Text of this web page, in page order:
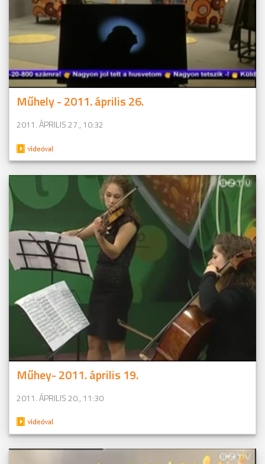
Műhely - 2011. április 26.
2011. ÁPRILIS 27., 10:32
Műhey- 2011. április 19.
2011. ÁPRILIS 20., 11:30